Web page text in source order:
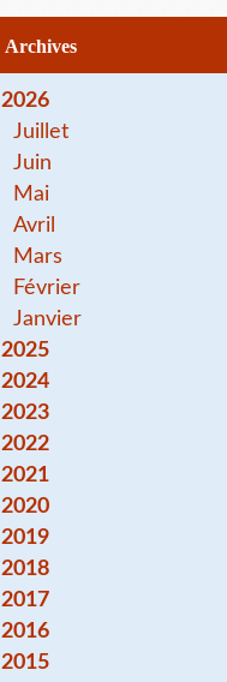
Archives
2026
Juillet
Juin
Mai
Avril
Mars
Février
Janvier
2025
2024
2023
2022
2021
2020
2019
2018
2017
2016
2015